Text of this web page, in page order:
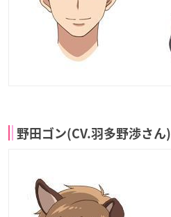
野田ゴン(CV.羽多野渉さん)